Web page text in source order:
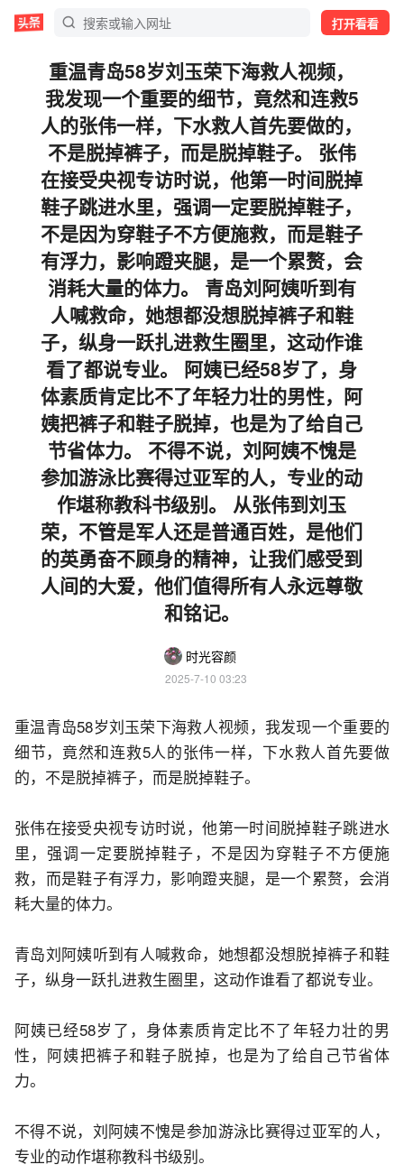
打开看看
重温青岛58岁刘玉荣下海救人视频，
我发现一个重要的细节，竟然和连救5
人的张伟一样，下水救人首先要做的，
不是脱掉裤子，而是脱掉鞋子。 张伟
在接受央视专访时说，他第一时间脱掉
鞋子跳进水里，强调一定要脱掉鞋子，
不是因为穿鞋子不方便施救，而是鞋子
有浮力，影响蹬夹腿，是一个累赘，会
消耗大量的体力。 青岛刘阿姨听到有
人喊救命，她想都没想脱掉裤子和鞋
子，纵身一跃扎进救生圈里，这动作谁
看了都说专业。 阿姨已经58岁了，身
体素质肯定比不了年轻力壮的男性，阿
姨把裤子和鞋子脱掉，也是为了给自己
节省体力。 不得不说，刘阿姨不愧是
参加游泳比赛得过亚军的人，专业的动
作堪称教科书级别。 从张伟到刘玉
荣，不管是军人还是普通百姓，是他们
的英勇奋不顾身的精神，让我们感受到
人间的大爱，他们值得所有人永远尊敬
和铭记。
时光容颜
2025-7-10 03:23
重温青岛58岁刘玉荣下海救人视频，我发现一个重要的
细节，竟然和连救5人的张伟一样，下水救人首先要做
的，不是脱掉裤子，而是脱掉鞋子。
张伟在接受央视专访时说，他第一时间脱掉鞋子跳进水
里，强调一定要脱掉鞋子，不是因为穿鞋子不方便施
救，而是鞋子有浮力，影响蹬夹腿，是一个累赘，会消
耗大量的体力。
青岛刘阿姨听到有人喊救命，她想都没想脱掉裤子和鞋
子，纵身一跃扎进救生圈里，这动作谁看了都说专业。
阿姨已经58岁了，身体素质肯定比不了年轻力壮的男
性，阿姨把裤子和鞋子脱掉，也是为了给自己节省体
力。
不得不说，刘阿姨不愧是参加游泳比赛得过亚军的人，
专业的动作堪称教科书级别。